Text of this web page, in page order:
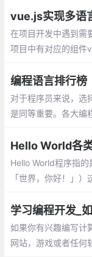
QL数据库离不开的
在项目开发中遇到需
项目中有对应的组
安装和使用，语言包
有的静态文本
编程语言排行榜
对于程序员来说，选
是同等重要。各大编
我们来看看。
Hello World各
Hello World程序指
「世界，你好！」
编写的第一个程序
如果你有兴趣编写计
网站，游戏或者任何